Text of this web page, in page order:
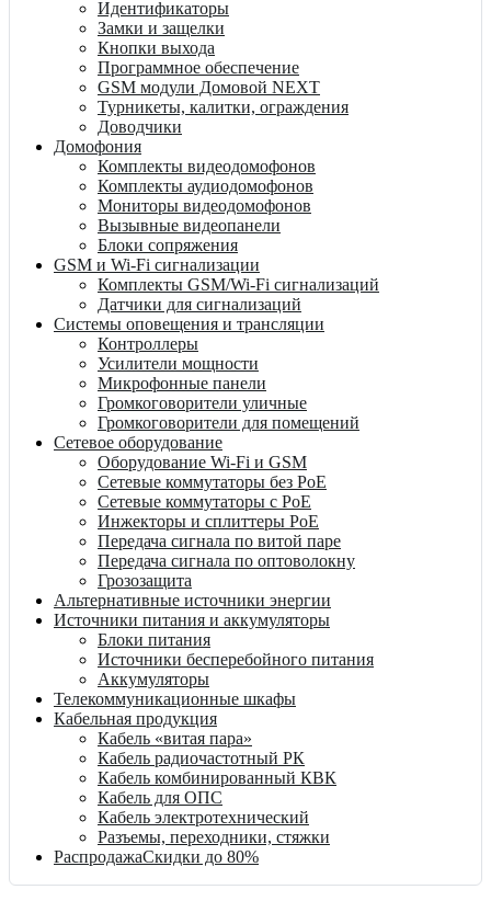
Идентификаторы
Замки и защелки
Кнопки выхода
Программное обеспечение
GSM модули Домовой NEXT
Турникеты, калитки, ограждения
Доводчики
Домофония
Комплекты видеодомофонов
Комплекты аудиодомофонов
Мониторы видеодомофонов
Вызывные видеопанели
Блоки сопряжения
GSM и Wi-Fi сигнализации
Комплекты GSM/Wi-Fi сигнализаций
Датчики для сигнализаций
Системы оповещения и трансляции
Контроллеры
Усилители мощности
Микрофонные панели
Громкоговорители уличные
Громкоговорители для помещений
Сетевое оборудование
Оборудование Wi-Fi и GSM
Сетевые коммутаторы без PoE
Сетевые коммутаторы с PoE
Инжекторы и сплиттеры PoE
Передача сигнала по витой паре
Передача сигнала по оптоволокну
Грозозащита
Альтернативные источники энергии
Источники питания и аккумуляторы
Блоки питания
Источники бесперебойного питания
Аккумуляторы
Телекоммуникационные шкафы
Кабельная продукция
Кабель «витая пара»
Кабель радиочастотный РК
Кабель комбинированный КВК
Кабель для ОПС
Кабель электротехнический
Разъемы, переходники, стяжки
РаспродажаСкидки до 80%